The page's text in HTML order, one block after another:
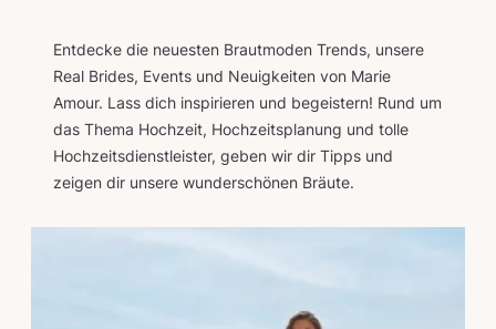
Entdecke die neuesten Brautmoden Trends, unsere
Real Brides, Events und Neuigkeiten von Marie
Amour. Lass dich inspirieren und begeistern! Rund um
das Thema Hochzeit, Hochzeitsplanung und tolle
Hochzeitsdienstleister, geben wir dir Tipps und
zeigen dir unsere wunderschönen Bräute.